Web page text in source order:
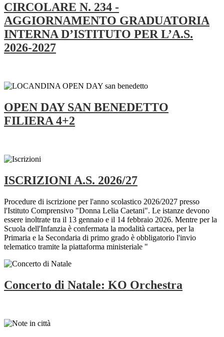
CIRCOLARE N. 234 -
AGGIORNAMENTO GRADUATORIA
INTERNA D’ISTITUTO PER L’A.S.
2026-2027
OPEN DAY SAN BENEDETTO
FILIERA 4+2
ISCRIZIONI A.S. 2026/27
Procedure di iscrizione per l'anno scolastico 2026/2027 presso
l'Istituto Comprensivo "Donna Lelia Caetani". Le istanze devono
essere inoltrate tra il 13 gennaio e il 14 febbraio 2026. Mentre per la
Scuola dell'Infanzia è confermata la modalità cartacea, per la
Primaria e la Secondaria di primo grado è obbligatorio l'invio
telematico tramite la piattaforma ministeriale "
Concerto di Natale: KO Orchestra